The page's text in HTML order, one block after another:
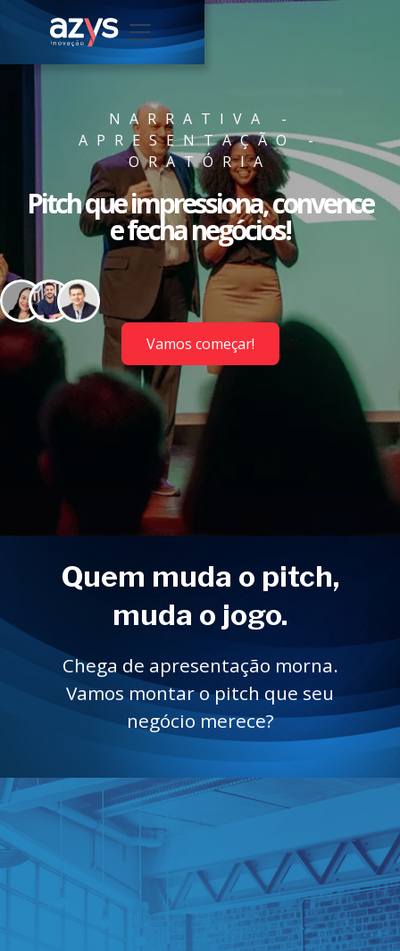
NARRATIVA -
APRESENTAÇÃO -
ORATÓRIA
Pitch que impressiona, convence
e fecha negócios!
Vamos começar!
Quem muda o pitch,
muda o jogo.
Chega de apresentação morna.
Vamos montar o pitch que seu
negócio merece?
Uma década acumulando know
how!